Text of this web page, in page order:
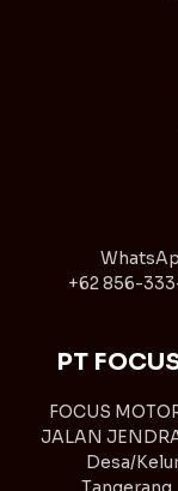
+62 856-
PT
FOCUS
JALAN
Desa/